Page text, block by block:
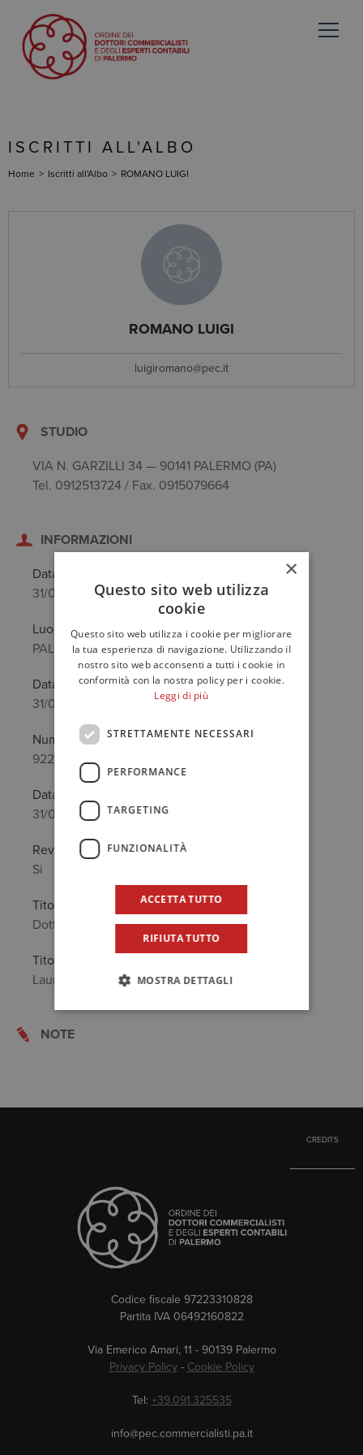
ISCRITTI ALL'ALBO
Home > Iscritti all'Albo > ROMANO LUIGI
ROMANO LUIGI
luigiromano@pec.it
STUDIO
VIA N. GARZILLI 34 — 90141 PALERMO (PA)
Tel. 0912513724 / Fax. 0915079664
INFORMAZIONI
Data di nascita
31/05/1965
Luogo di nascita
PALERMO (PA)
Data anzianità
31/01/1995
Numero
922/A
Data prima iscrizione
31/01/1995
Revisore legale
Si
Titolo Professionale
Dottore Commercialista
Titolo di Studio
Laurea in: Economia e Commercio
NOTE
CREDITS
Codice fiscale 97223310828
Partita IVA 06492160822
Via Emerico Amari, 11 - 90139 Palermo
Privacy Policy- Cookie Policy
Tel: +39.091.325535
info@pec.commercialisti.pa.it
×
Questo sito web utilizza
cookie
Questo sito web utilizza i cookie per migliorare
la tua esperienza di navigazione. Utilizzando il
nostro sito web acconsenti a tutti i cookie in
conformità con la nostra policy per i cookie.
Leggi di più
STRETTAMENTE NECESSARI
PERFORMANCE
TARGETING
FUNZIONALITÀ
ACCETTA TUTTO
RIFIUTA TUTTO
MOSTRA DETTAGLI